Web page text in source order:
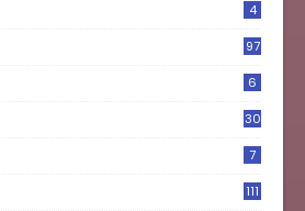
4
97
6
30
7
111